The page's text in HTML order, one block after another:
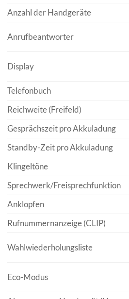
Anzahl der Handgeräte
Anrufbeantworter
Display
Telefonbuch
Reichweite (Freifeld)
Gesprächszeit pro Akkuladung
Standby-Zeit pro Akkuladung
Klingeltöne
Sprechwerk/Freisprechfunktion
Anklopfen
Rufnummernanzeige (CLIP)
Wahlwiederholungsliste
Eco-Modus